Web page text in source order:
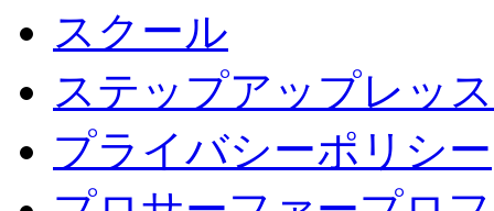
スクール
ステップアップレッ
プライバシーポリシー